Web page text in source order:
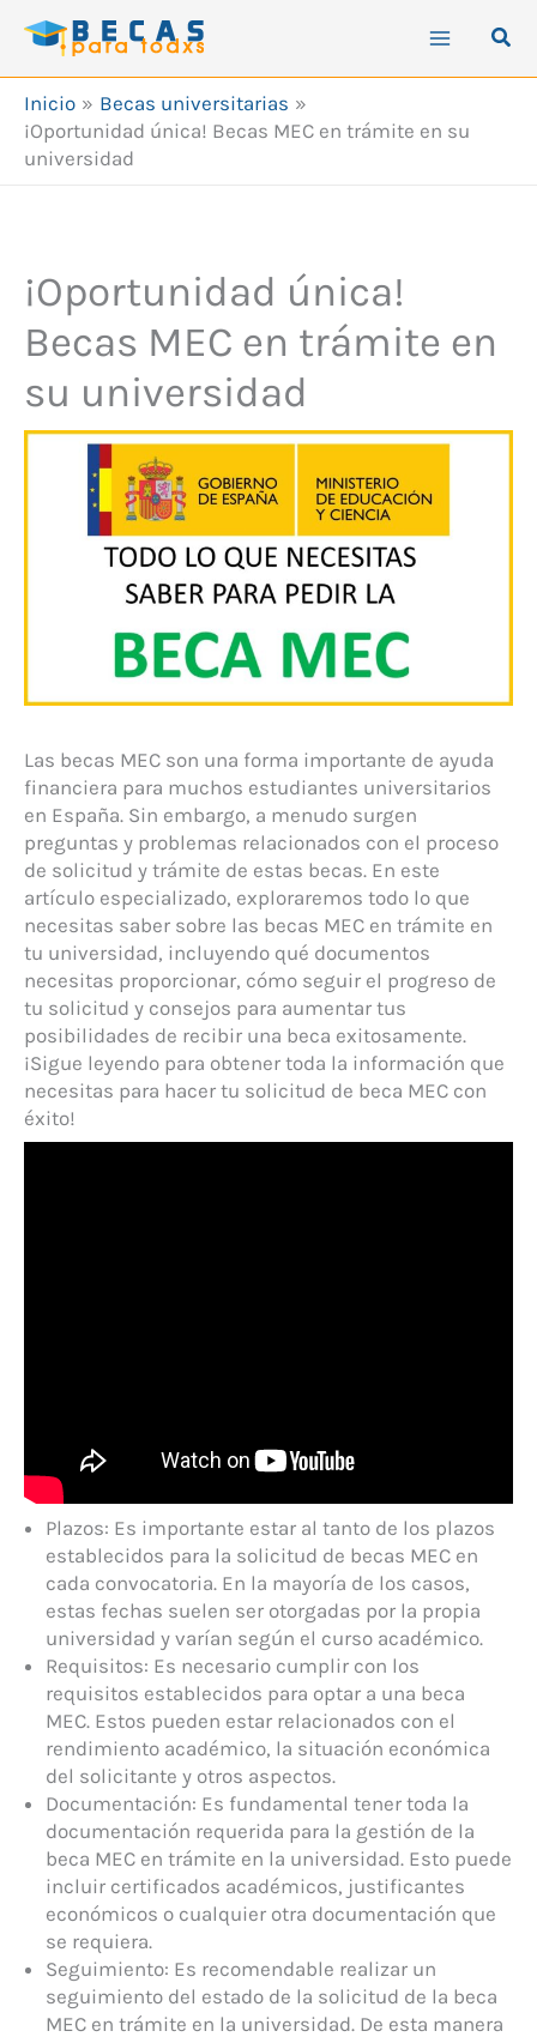
Inicio
Becas universitarias
¡Oportunidad única! Becas MEC en trámite en su
universidad
¡Oportunidad única!
Becas MEC en trámite en
su universidad
Las becas MEC son una forma importante de ayuda
financiera para muchos estudiantes universitarios
en España. Sin embargo, a menudo surgen
preguntas y problemas relacionados con el proceso
de solicitud y trámite de estas becas. En este
artículo especializado, exploraremos todo lo que
necesitas saber sobre las becas MEC en trámite en
tu universidad, incluyendo qué documentos
necesitas proporcionar, cómo seguir el progreso de
tu solicitud y consejos para aumentar tus
posibilidades de recibir una beca exitosamente.
¡Sigue leyendo para obtener toda la información que
necesitas para hacer tu solicitud de beca MEC con
éxito!
Plazos: Es importante estar al tanto de los plazos
establecidos para la solicitud de becas MEC en
cada convocatoria. En la mayoría de los casos,
estas fechas suelen ser otorgadas por la propia
universidad y varían según el curso académico.
Requisitos: Es necesario cumplir con los
requisitos establecidos para optar a una beca
MEC. Estos pueden estar relacionados con el
rendimiento académico, la situación económica
del solicitante y otros aspectos.
Documentación: Es fundamental tener toda la
documentación requerida para la gestión de la
beca MEC en trámite en la universidad. Esto puede
incluir certificados académicos, justificantes
económicos o cualquier otra documentación que
se requiera.
Seguimiento: Es recomendable realizar un
seguimiento del estado de la solicitud de la beca
MEC en trámite en la universidad. De esta manera